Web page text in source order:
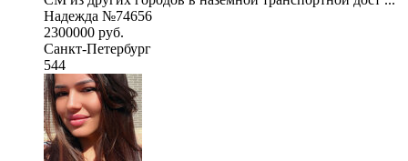
Надежда №74656
2300000 руб.
Санкт-Петербург
544